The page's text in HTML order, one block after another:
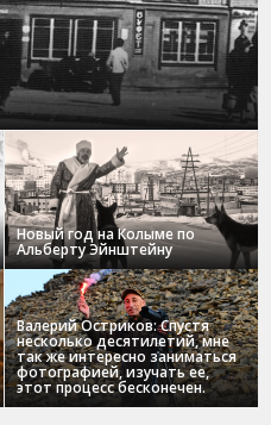
Новый год на Колыме по
Альберту Эйнштейну
Валерий Остриков: Спустя
несколько десятилетий, мне
так же интересно заниматься
фотографией, изучать ее,
этот процесс бесконечен.